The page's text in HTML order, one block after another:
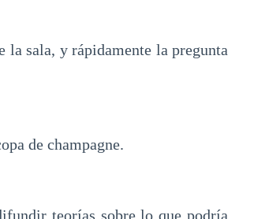
sala, y rápidamente la pregunta
de champagne.
teorías sobre lo que podría